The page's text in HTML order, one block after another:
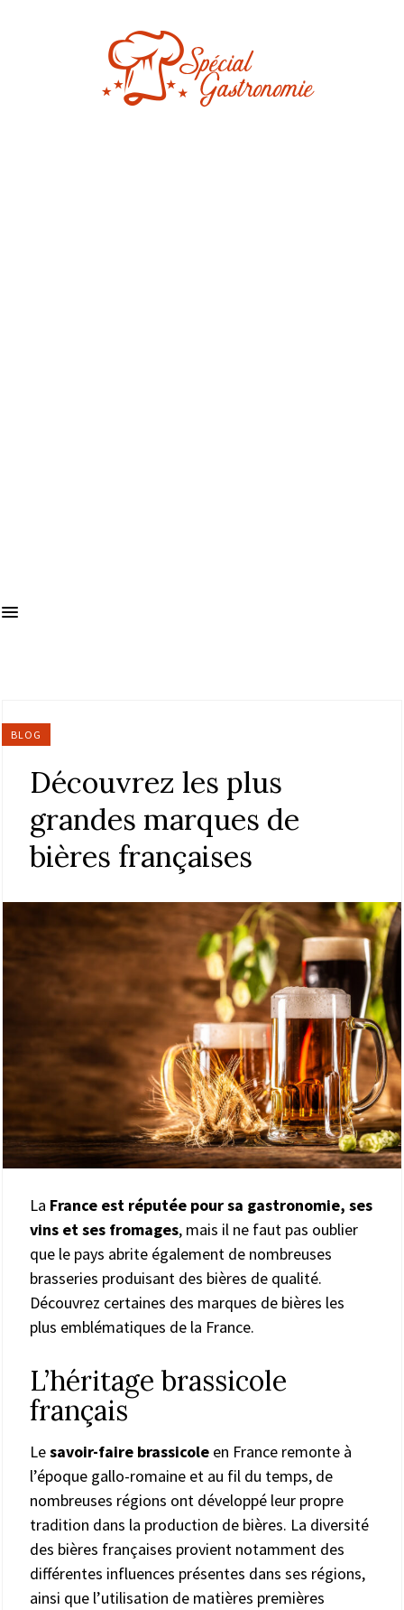
BLOG
Découvrez les plus
grandes marques de
bières françaises
La France est réputée pour sa gastronomie, ses
vins et ses fromages, mais il ne faut pas oublier
que le pays abrite également de nombreuses
brasseries produisant des bières de qualité.
Découvrez certaines des marques de bières les
plus emblématiques de la France.
L’héritage brassicole
français
Lesavoir-faire brassicole en France remonte à
l’époque gallo-romaine et au fil du temps, de
nombreuses régions ont développé leur propre
tradition dans la production de bières. La diversité
des bières françaises provient notamment des
différentes influences présentes dans ses régions,
ainsi que l’utilisation de matières premières